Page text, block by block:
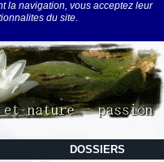
la navigation, vous acceptez leur
du site.
DOSSIERS